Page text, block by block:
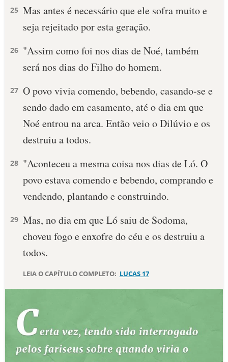
LOJA BÍBLIAON
25 Mas antes é necessário que ele sofra muito e
seja rejeitado por esta geração.
26 "Assim como foi nos dias de Noé, também
será nos dias do Filho do homem.
27 O povo vivia comendo, bebendo, casando-se e
sendo dado em casamento, até o dia em que
Noé entrou na arca. Então veio o Dilúvio e os
destruiu a todos.
28 "Aconteceu a mesma coisa nos dias de Ló. O
povo estava comendo e bebendo, comprando e
vendendo, plantando e construindo.
29 Mas, no dia em que Ló saiu de Sodoma,
choveu fogo e enxofre do céu e os destruiu a
todos.
LEIA O CAPÍTULO COMPLETO: LUCAS 17